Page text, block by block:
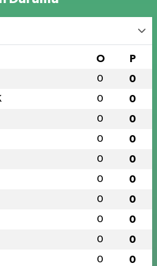
O P
0 0
0 0
0 0
0 0
0 0
0 0
0 0
0 0
0 0
0 0